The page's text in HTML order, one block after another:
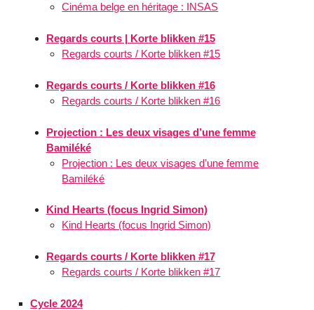
Cinéma belge en héritage : INSAS
Regards courts | Korte blikken #15
Regards courts / Korte blikken #15
Regards courts / Korte blikken #16
Regards courts / Korte blikken #16
Projection : Les deux visages d’une femme
Bamiléké
Projection : Les deux visages d’une femme
Bamiléké
Kind Hearts (focus Ingrid Simon)
Kind Hearts (focus Ingrid Simon)
Regards courts / Korte blikken #17
Regards courts / Korte blikken #17
Cycle 2024